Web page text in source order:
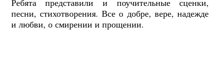
песни, стихотворения. Все о добре, вере, надежде
и любви, о смирении и прощении.